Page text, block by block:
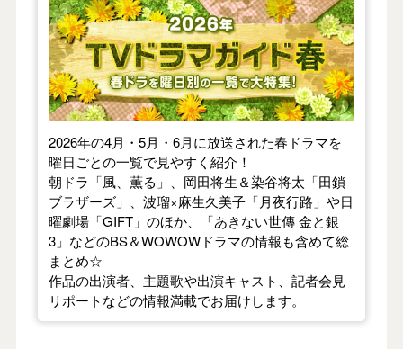
【2026年春】TVドラマガイド
2026年の4月・5月・6月に放送された春ドラマを
曜日ごとの一覧で見やすく紹介！
朝ドラ「風、薫る」、岡田将生＆染谷将太「田鎖
ブラザーズ」、波瑠×麻生久美子「月夜行路」や日
曜劇場「GIFT」のほか、「あきない世傳 金と銀
3」などのBS＆WOWOWドラマの情報も含めて総
まとめ☆
作品の出演者、主題歌や出演キャスト、記者会見
リポートなどの情報満載でお届けします。